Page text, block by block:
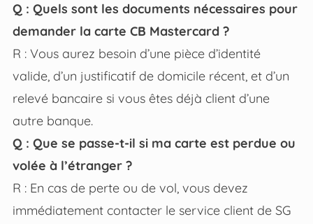
Q : Quels sont les documents nécessaires pour
demander la carte CB Mastercard ?
R : Vous aurez besoin d’une pièce d’identité
valide, d’un justificatif de domicile récent, et d’un
relevé bancaire si vous êtes déjà client d’une
autre banque.
Q : Que se passe-t-il si ma carte est perdue ou
volée à l’étranger ?
R : En cas de perte ou de vol, vous devez
immédiatement contacter le service client de SG